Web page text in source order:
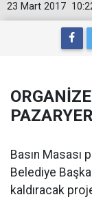
23 Mart 2017
Basın Masası
Belediye
kaldıracak